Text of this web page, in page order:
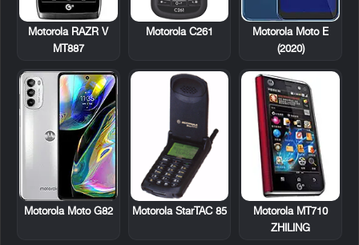
Motorola Moto E
(2020)
Motorola C261
Motorola RAZR V
MT887
Motorola MT710
ZHILING
Motorola StarTAC 85
Motorola Moto G82